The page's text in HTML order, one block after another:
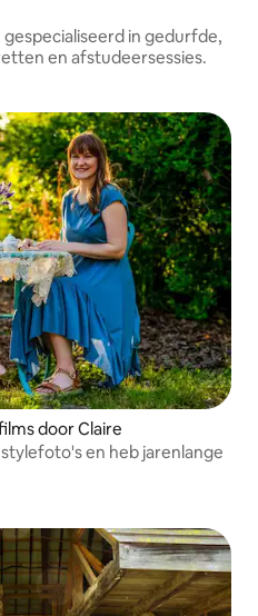
in gedurfde,
en afstudeersessies.
door Claire
en heb jarenlange